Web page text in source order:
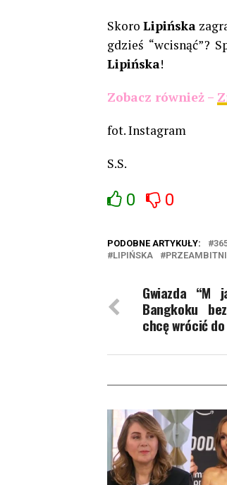
Skoro Lipińska
gdzieś “wcisnąć”?
Lipińska!
Zobacz również –
fot. Instagram
S.S.
0 0
PODOBNE ARTYKUŁY:
LIPIŃSKA
PRZEAMBITNI
Gwiazda “M
Bangkoku
chcę wrócić do